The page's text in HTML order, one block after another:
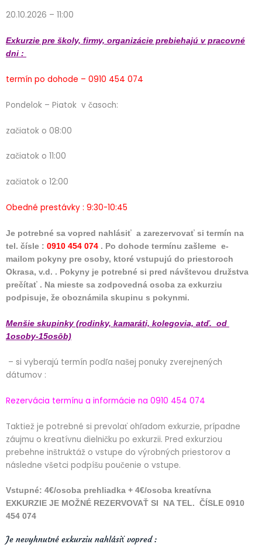
20.10.2026 – 11:00
Exkurzie pre školy, firmy, organizácie prebiehajú v pracovné
dni :
termín po dohode – 0910 454 074
Pondelok – Piatok v časoch:
začiatok o 08:00
začiatok o 11:00
začiatok o 12:00
Obedné prestávky : 9:30-10:45
Je potrebné sa vopred nahlásiť a zarezervovať si termín na
tel. čísle : 0910 454 074 . Po dohode termínu zašleme e-
mailom pokyny pre osoby, ktoré vstupujú do priestoroch
Okrasa, v.d. . Pokyny je potrebné si pred návštevou družstva
prečítať . Na mieste sa zodpovedná osoba za exkurziu
podpisuje, že oboznámila skupinu s pokynmi.
Menšie skupinky (rodinky, kamaráti, kolegovia, atď. od
1osoby-15osôb)
– si vyberajú termín podľa našej ponuky zverejnených
dátumov :
Rezervácia termínu a informácie na 0910 454 074
Taktiež je potrebné si prevolať ohľadom exkurzie, prípadne
záujmu o kreatívnu dielničku po exkurzii. Pred exkurziou
prebehne inštruktáž o vstupe do výrobných priestorov a
následne všetci podpíšu poučenie o vstupe.
Vstupné: 4€/osoba prehliadka + 4€/osoba kreatívna
EXKURZIE JE MOŽNÉ REZERVOVAŤ SI NA TEL. ČÍSLE 0910
454 074
Je nevyhnutné exkurziu nahlásiť vopred :